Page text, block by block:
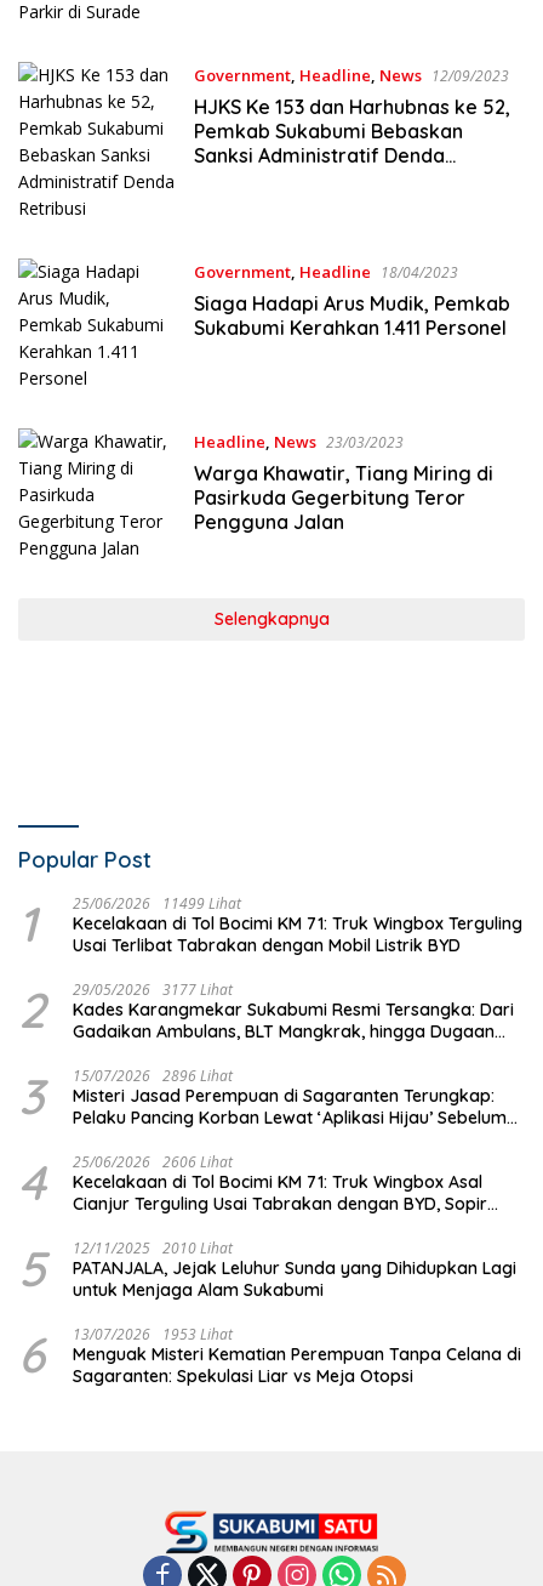
Government, Headline, News 12/09/2023
HJKS Ke 153 dan Harhubnas ke 52,
Pemkab Sukabumi Bebaskan
Sanksi Administratif Denda
Government, Headline 18/04/2023
Siaga Hadapi Arus Mudik, Pemkab
Sukabumi Kerahkan 1.411 Personel
Headline, News 23/03/2023
Warga Khawatir, Tiang Miring di
Pasirkuda Gegerbitung Teror
Pengguna Jalan
Selengkapnya
Popular Post
1 25/06/2026 11499 Lihat
Kecelakaan di Tol Bocimi KM 71: Truk Wingbox Terguling
Usai Terlibat Tabrakan dengan Mobil Listrik BYD
2 29/05/2026 3177 Lihat
Kades Karangmekar Sukabumi Resmi Tersangka: Dari
Gadaikan Ambulans, BLT Mangkrak, hingga Dugaan
3 15/07/2026 2896 Lihat
Misteri Jasad Perempuan di Sagaranten Terungkap:
Pelaku Pancing Korban Lewat ‘Aplikasi Hijau’ Sebelum
4 25/06/2026 2606 Lihat
Kecelakaan di Tol Bocimi KM 71: Truk Wingbox Asal
Cianjur Terguling Usai Tabrakan dengan BYD, Sopir
5 12/11/2025 2010 Lihat
PATANJALA, Jejak Leluhur Sunda yang Dihidupkan Lagi
untuk Menjaga Alam Sukabumi
6 13/07/2026 1953 Lihat
Menguak Misteri Kematian Perempuan Tanpa Celana di
Sagaranten: Spekulasi Liar vs Meja Otopsi